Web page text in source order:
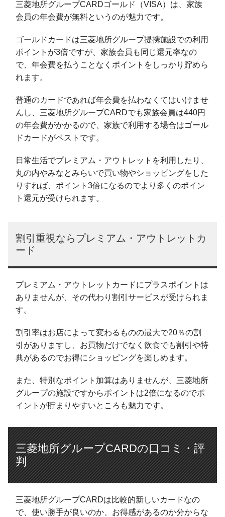
三菱地所グループCARDゴールド（VISA）は、家族
会員の年会費が無料というのが魅力です。
ゴールドカードは三菱地所グループ提携施設での利用
ポイントが3倍ですが、家族会員も同じ還元率なの
で、年会費を払うことなくポイントをしっかり貯めら
れます。
普通のカードであれば年会費を払わなくてはいけませ
んし、三菱地所グループCARDでも家族会員は440円
の年会費がかかるので、家族で利用する場合はゴール
ドカードがベストです。
日常生活でプレミアム・アウトレットを利用したり、
丸の内やみなとみらいで買い物やショッピングをした
りすれば、ポイント3倍になるのでより多くのポイン
ト還元が受けられます。
割引重視ならプレミアム・アウトレットカ
ード
プレミアム・アウトレットカードにプラスポイントは
ありませんが、その代わり割引サービスが受けられま
す。
割引率はお店によって変わるものの最大で20％の割
引がありますし、お買物だけでなく飲食でも割引や特
典があるのでお得にショッピングを楽しめます。
また、特別なポイント加算はありませんが、三菱地所
グループの施設ですからポイントは2倍になるのでポ
イントが貯まりやすいところも魅力です。
三菱地所グループCARDの口コミ・評
判
三菱地所グループCARDは比較的新しいカードなの
で、使い勝手が良いのか、お得感があるのか分からな